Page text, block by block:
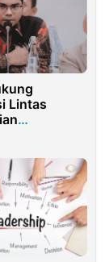
Lintas